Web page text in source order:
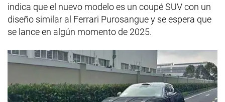
indica que el nuevo modelo es un coupé SUV con un
diseño similar al Ferrari Purosangue y se espera que
se lance en algún momento de 2025.